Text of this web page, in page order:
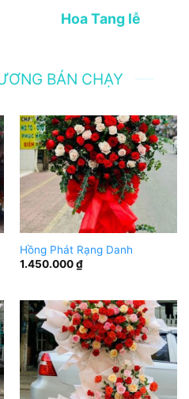
Hoa Tang lễ
BÁN CHẠY
Hồng Phát Rạng Danh
1.450.000₫